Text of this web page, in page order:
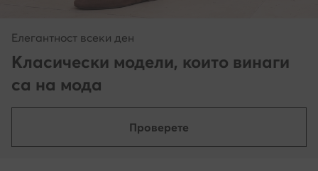
Елегантност всеки ден
Класически модели, които винаги
са на мода
Проверете